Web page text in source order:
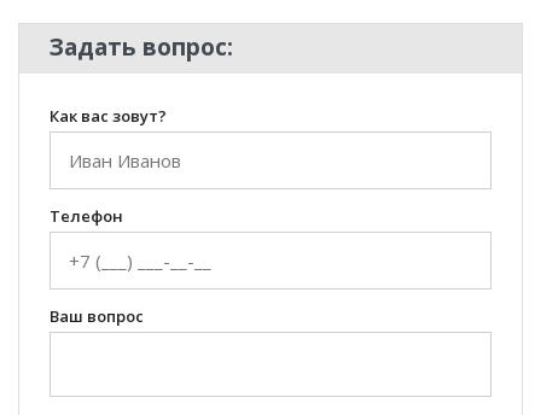
Задать вопрос:
Как вас зовут?
Телефон
Ваш вопрос